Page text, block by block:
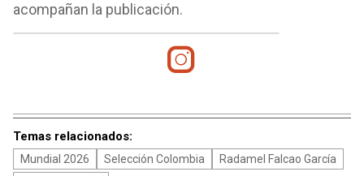
acompañan la publicación.
Temas relacionados:
Mundial 2026 Selección Colombia
Radamel Falcao García